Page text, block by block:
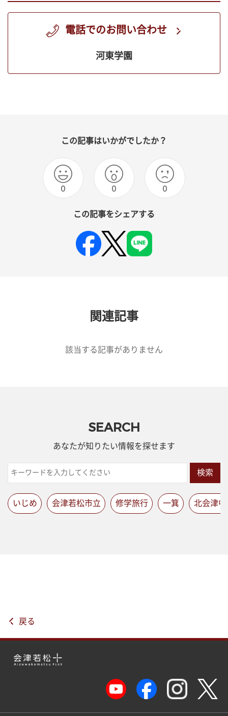
電話でのお問い合わせ
河東学園
この記事はいかがでしたか？
0 0 0
この記事をシェアする
関連記事
該当する記事がありません
SEARCH
あなたが知りたい情報を探せます
検索
いじめ 会津若松市立 修学旅行 一箕 北会津中
戻る